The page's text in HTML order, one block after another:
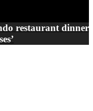
restaurant dinner